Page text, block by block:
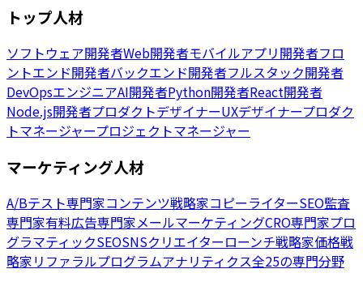
トップ人材
ソフトウェア開発者Web開発者モバイルアプリ開発者フロ
ントエンド開発者バックエンド開発者フルスタック開発者
DevOpsエンジニアAI開発者Python開発者React開発者
Node.js開発者プロダクトデザイナーUXデザイナープロダク
トマネージャープロジェクトマネージャー
マーケティング人材
A/Bテスト専門家コンテンツ戦略家コピーライターSEO監査
専門家有料広告専門家メールマーケティングCRO専門家プロ
グラマティックSEOSNSクリエイターローンチ戦略家価格戦
略家リファラルプログラムアナリティクス全25の専門分野